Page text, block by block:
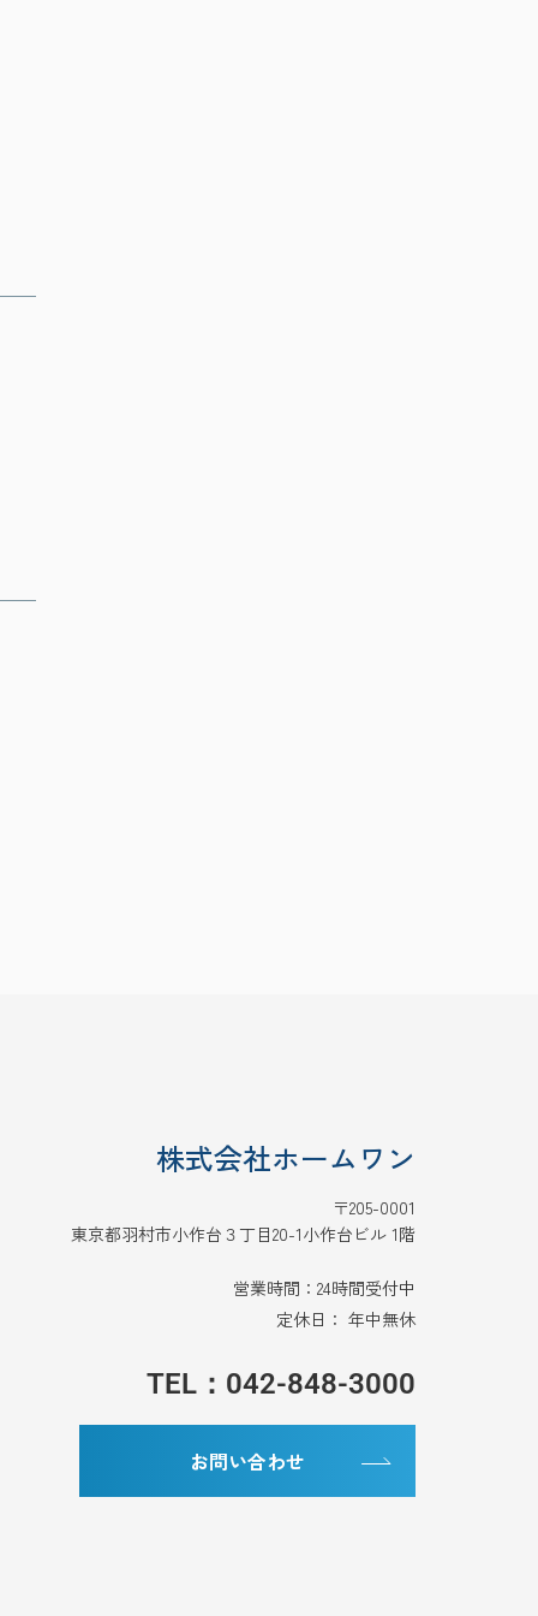
株式会社ホームワン
〒205-0001
東京都羽村市小作台３丁目20-1小作台ビル 1階
営業時間：24時間受付中
定休日： 年中無休
TEL：042-848-3000
お問い合わせ